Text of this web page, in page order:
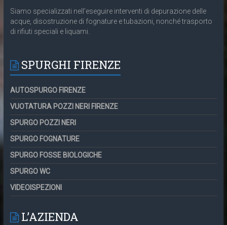
Siamo specializzati nell’eseguire interventi di depurazione delle
acque, disostruzione di fognature e tubazioni, nonché trasporto
di rifiuti speciali e liquami.
SPURGHI FIRENZE
AUTOSPURGO FIRENZE
VUOTATURA POZZI NERI FIRENZE
SPURGO POZZI NERI
SPURGO FOGNATURE
SPURGO FOSSE BIOLOGICHE
SPURGO WC
VIDEOISPEZIONI
L’AZIENDA